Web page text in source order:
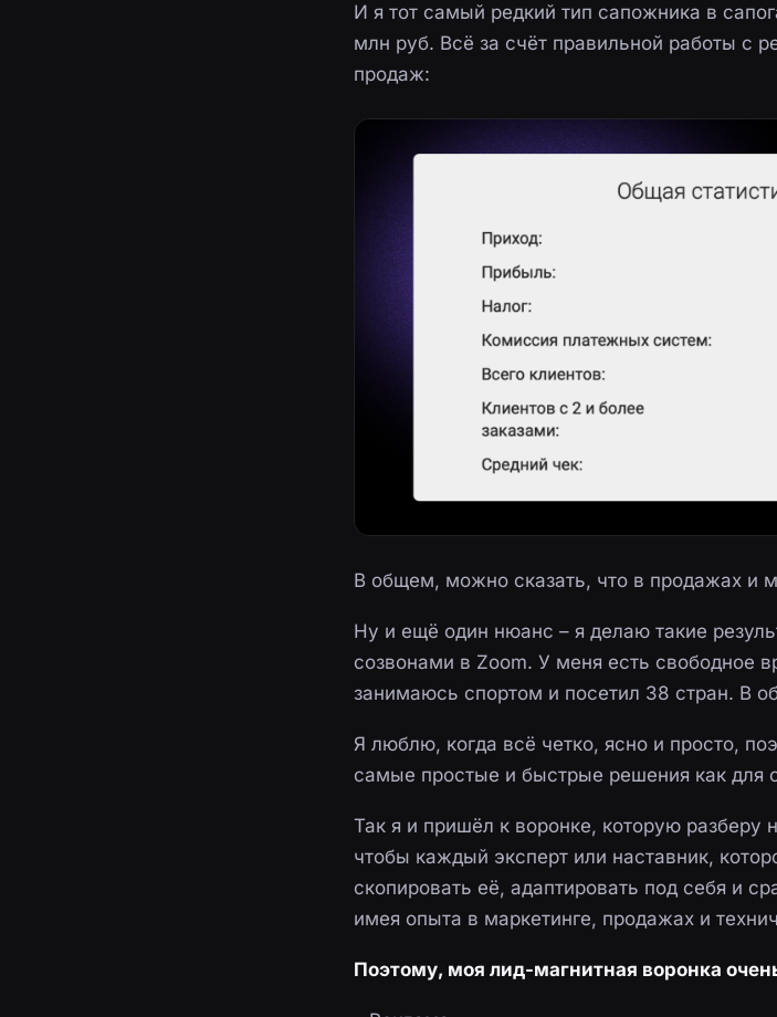
И я тот самый редкий тип сапожника в
млн руб. Всё за счёт правильной работы с
продаж:
В общем, можно сказать, что в продажах и
Ну и ещё один нюанс – я делаю такие
созвонами в Zoom. У меня есть свободное
занимаюсь спортом и посетил 38 стран. В
Я люблю, когда всё четко, ясно и просто,
самые простые и быстрые решения как для
Так я и пришёл к воронке, которую разберу
чтобы каждый эксперт или наставник,
скопировать её, адаптировать под себя и
имея опыта в маркетинге, продажах и
Поэтому, моя лид-магнитная воронка